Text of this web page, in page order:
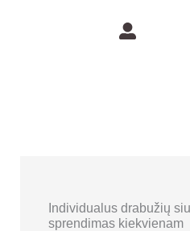
Individualus drabužių
sprendimas kiekvienam